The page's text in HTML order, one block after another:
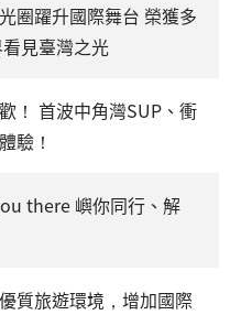
圈躍升國際舞台 榮獲多
見臺灣之光
！ 首波中角灣SUP、衝
驗！
there 嶼你同行、解
質旅遊環境，增加國際